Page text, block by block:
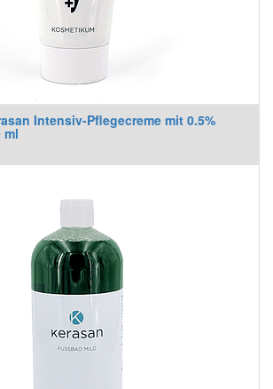
Intensiv-Pflegecreme mit 0.5%
ml